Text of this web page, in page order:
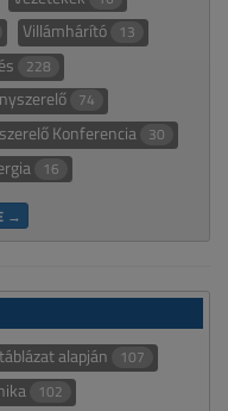
Villámhárító 13
228
74
Konferencia 30
16
→
alapján 107
102